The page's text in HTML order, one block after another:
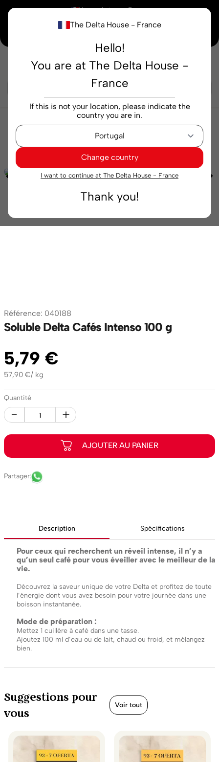
The Delta House - France
Hello!
You are at The Delta House -
France
If this is not your location, please indicate the
country you are in.
Change country
I want to continue at The Delta House - France
Thank you!
× Vous achetez en France
Notre nouvelle maison peaufine encore ses derniers détails. Merci de votre
Cafés Soluble
Soluble Delta Cafés Intenso 100
Référence: 040188
Soluble Delta Cafés Intenso 100 g
5,79 €
57,90 €/ kg
Quantité
Description Spécifications
Pour ceux qui recherchent un réveil intense, il n’y a
qu’un seul café pour vous éveiller avec le meilleur de la
vie.
Découvrez la saveur unique de votre Delta et profitez de toute
l’énergie dont vous avez besoin pour votre journée dans une
boisson instantanée.
Mode de préparation :
Mettez 1 cuillère à café dans une tasse.
Ajoutez 100 ml d’eau ou de lait, chaud ou froid, et mélangez
bien.
Suggestions pour
vous
Voir tout